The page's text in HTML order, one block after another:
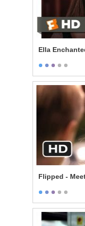
Ella
Flipped -